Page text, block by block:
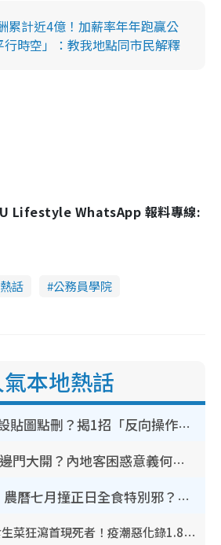
累計近4億！加薪率年年跑贏公
時空」：教我地點同市民解釋
U Lifestyle WhatsApp 報料專線:
話
公務員學院
本地熱話
WhatsApp預設貼圖點刪？揭1招「反向操作」還原簡潔介面 附3步實測教學
香港山邊鐵閘邊門大開？內地客困惑意義何在！網民神回覆：呢種叫法理性防禦
鬼門開2026｜農曆七月撞正日全食特別邪？專家警告切忌做一事！揭4大禁忌+2招保平安
奪命寄生蟲｜食生菜狂瀉首現死者！疫潮惡化錄1.8萬宗病例 揭洗菜3大謬誤